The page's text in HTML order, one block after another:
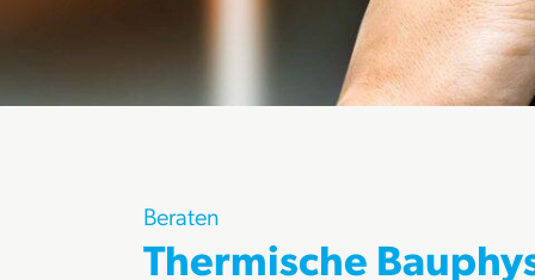
Beraten
Thermische